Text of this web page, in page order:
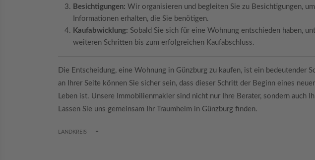
Besichtigungen: Wir organisieren und begleiten Sie zu Besichtigungen,
Informationen erhalten, die Sie benötigen.
Kaufabwicklung: Sobald Sie sich für eine Wohnung entschieden haben,
weiteren Schritten bis zum erfolgreichen Kaufabschluss.
Die Entscheidung, eine Wohnung in Günzburg zu kaufen, ist ein bedeutender
an Ihrer Seite können Sie sicher sein, dass dieser Schritt der Beginn eines
Leben ist. Unsere Immobilienmakler sind nicht nur Ihre Berater, sondern auch
Lassen Sie uns gemeinsam Ihr Traumheim in Günzburg finden.
LANDKREIS TOGGLE DROPDOWN